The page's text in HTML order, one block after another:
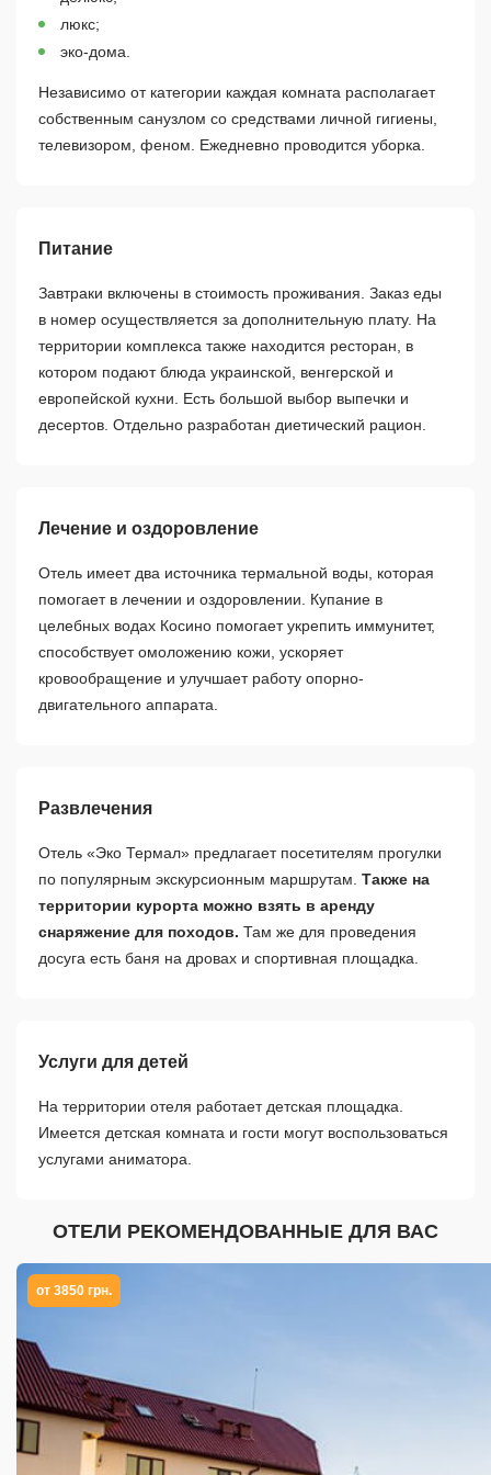
люкс;
эко-дома.
Независимо от категории каждая комната располагает
собственным санузлом со средствами личной гигиены,
телевизором, феном. Ежедневно проводится уборка.
Питание
Завтраки включены в стоимость проживания. Заказ еды
в номер осуществляется за дополнительную плату. На
территории комплекса также находится ресторан, в
котором подают блюда украинской, венгерской и
европейской кухни. Есть большой выбор выпечки и
десертов. Отдельно разработан диетический рацион.
Лечение и оздоровление
Отель имеет два источника термальной воды, которая
помогает в лечении и оздоровлении. Купание в
целебных водах Косино помогает укрепить иммунитет,
способствует омоложению кожи, ускоряет
кровообращение и улучшает работу опорно-
двигательного аппарата.
Развлечения
Отель «Эко Термал» предлагает посетителям прогулки
по популярным экскурсионным маршрутам. Также на
территории курорта можно взять в аренду
снаряжение для походов. Там же для проведения
досуга есть баня на дровах и спортивная площадка.
Услуги для детей
На территории отеля работает детская площадка.
Имеется детская комната и гости могут воспользоваться
услугами аниматора.
ОТЕЛИ РЕКОМЕНДОВАННЫЕ ДЛЯ ВАС
от 3850 грн.